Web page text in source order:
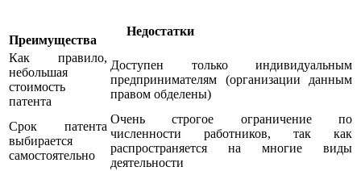
Преимущества
Недостатки
Как правило,
небольшая
стоимость
патента
Доступен только индивидуальным
предпринимателям (организации данным
правом обделены)
Срок патента
выбирается
самостоятельно
Очень строгое ограничение по
численности работников, так как
распространяется на многие виды
деятельности